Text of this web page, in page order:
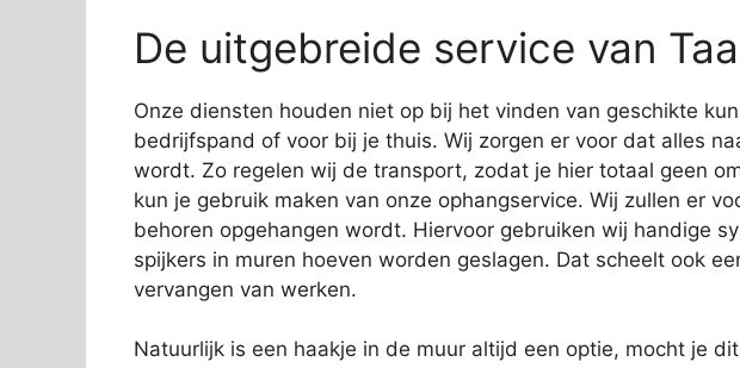
De uitgebreide service van
Onze diensten houden niet op bij het vinden van geschikte
bedrijfspand of voor bij je thuis. Wij zorgen er voor dat alles
wordt. Zo regelen wij de transport, zodat je hier totaal geen
kun je gebruik maken van onze ophangservice. Wij zullen er
behoren opgehangen wordt. Hiervoor gebruiken wij handige
spijkers in muren hoeven worden geslagen. Dat scheelt ook
vervangen van werken.
Natuurlijk is een haakje in de muur altijd een optie, mocht je